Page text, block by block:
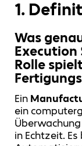
1.
Was
Execution
Rolle
Ein
ein
in Echtzeit.